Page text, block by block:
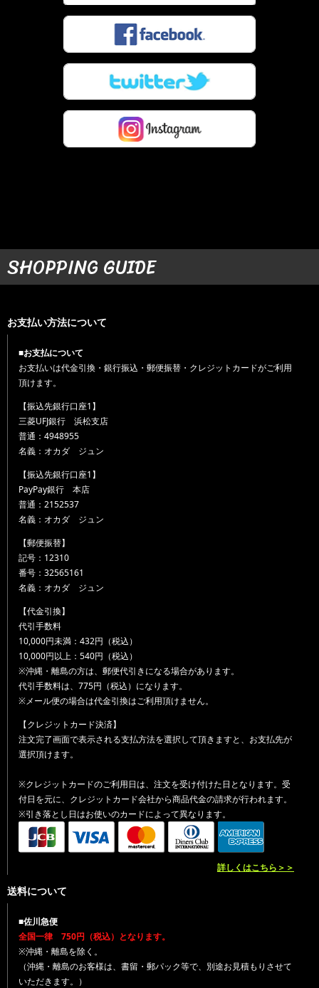
SHOPPING GUIDE
お支払い方法について
■お支払について
お支払いは代金引換・銀行振込・郵便振替・クレジットカードがご利用
頂けます。
【振込先銀行口座1】
三菱UFJ銀行 浜松支店
普通：4948955
名義：オカダ ジュン
【振込先銀行口座1】
PayPay銀行 本店
普通：2152537
名義：オカダ ジュン
【郵便振替】
記号：12310
番号：32565161
名義：オカダ ジュン
【代金引換】
代引手数料
10,000円未満：432円（税込）
10,000円以上：540円（税込）
※沖縄・離島の方は、郵便代引きになる場合があります。
代引手数料は、775円（税込）になります。
※メール便の場合は代金引換はご利用頂けません。
【クレジットカード決済】
注文完了画面で表示される支払方法を選択して頂きますと、お支払先が
選択頂けます。
※クレジットカードのご利用日は、注文を受け付けた日となります。受
付日を元に、クレジットカード会社から商品代金の請求が行われます。
※引き落とし日はお使いのカードによって異なります。
詳しくはこちら＞＞
送料について
■佐川急便
全国一律 750円（税込）となります。
※沖縄・離島を除く。
（沖縄・離島のお客様は、書留・郵パック等で、別途お見積もりさせて
いただきます。）